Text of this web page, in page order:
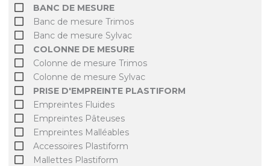
BANC DE MESURE
Banc de mesure Trimos
Banc de mesure Sylvac
COLONNE DE MESURE
Colonne de mesure Trimos
Colonne de mesure Sylvac
PRISE D'EMPREINTE PLASTIFORM
Empreintes Fluides
Empreintes Pâteuses
Empreintes Malléables
Accessoires Plastiform
Mallettes Plastiform